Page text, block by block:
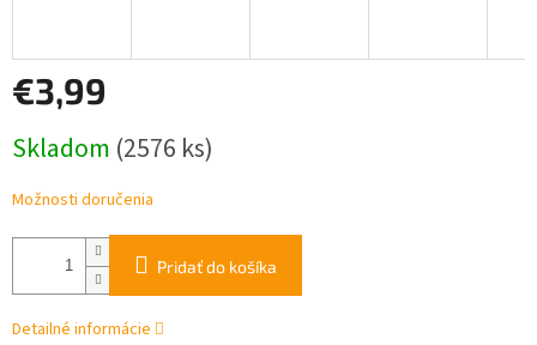
€3,99
cena:
Skladom (2576 ks)
Možnosti doručenia
Pridať do košíka
Detailné informácie